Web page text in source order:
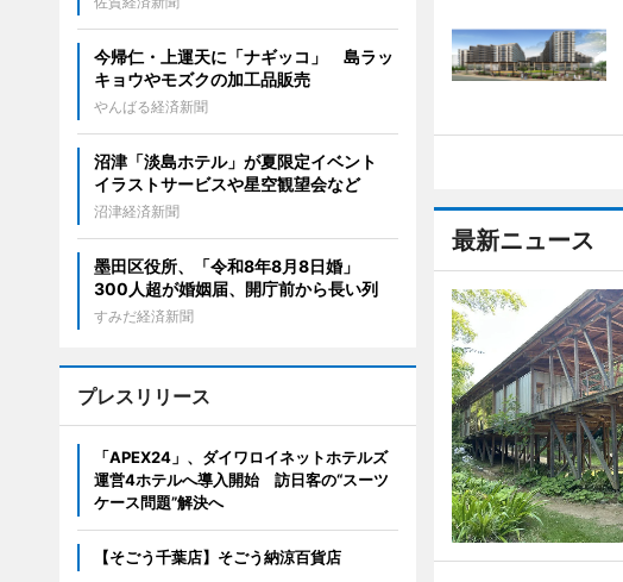
最新ニュース
今帰仁・上運天に「ナギッコ」 島ラッ
キョウやモズクの加工品販売
やんばる経済新聞
沼津「淡島ホテル」が夏限定イベント
イラストサービスや星空観望会など
沼津経済新聞
墨田区役所、「令和8年8月8日婚」
300人超が婚姻届、開庁前から長い列
すみだ経済新聞
プレスリリース
「APEX24」、ダイワロイネットホテルズ
運営4ホテルへ導入開始 訪日客の“スーツ
ケース問題”解決へ
【そごう千葉店】そごう納涼百貨店